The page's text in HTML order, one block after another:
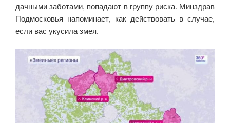
дачными заботами, попадают в группу риска. Минздрав
Подмосковья напоминает, как действовать в случае,
если вас укусила змея.